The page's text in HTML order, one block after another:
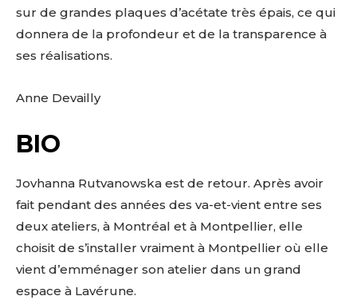
sur de grandes plaques d’acétate très épais, ce qui
donnera de la profondeur et de la transparence à
ses réalisations.
Anne Devailly
BIO
Jovhanna Rutvanowska est de retour. Après avoir
fait pendant des années des va-et-vient entre ses
deux ateliers, à Montréal et à Montpellier, elle
choisit de s’installer vraiment à Montpellier où elle
vient d’emménager son atelier dans un grand
espace à Lavérune.